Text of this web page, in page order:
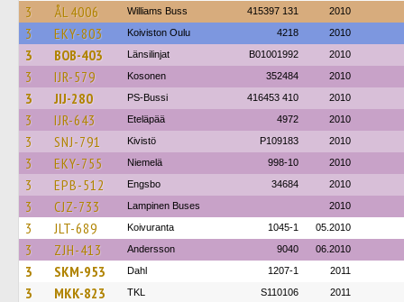
3 ÅL 4006 Williams Buss 415397 131 2010
3 EKY-803 Koiviston Oulu 4218 2010
3 BOB-403 Länsilinjat B01001992 2010
3 IJR-579 Kosonen 352484 2010
3 JIJ-280 PS-Bussi 416453 410 2010
3 IJR-643 Eteläpää 4972 2010
3 SNJ-791 Kivistö P109183 2010
3 EKY-755 Niemelä 998-10 2010
3 EPB-512 Engsbo 34684 2010
3 CJZ-733 Lampinen Buses 2010
3 JLT-689 Koivuranta 1045-1 05.2010
3 ZJH-413 Andersson 9040 06.2010
3 SKM-953 Dahl 1207-1 2011
3 MKK-823 TKL S110106 2011